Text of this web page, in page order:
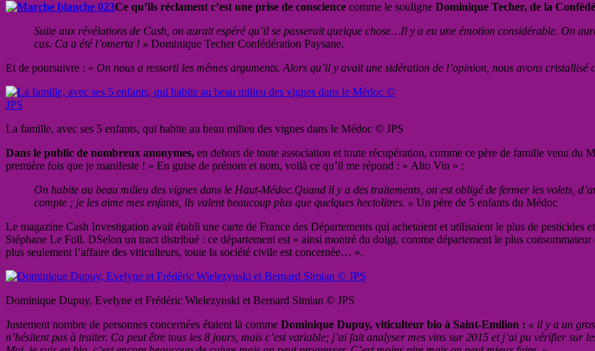
Ce qu’ils réclament c’est une prise de conscience comme le souligne Dominique Techer, de la
Suite aux révélations de Cash, on aurait espéré qu’il se passerait quelque chose…Il y a eu une émotion considérable. On
cas. Ca a été l’omerta ! » Dominique Techer Confédération Paysane.
Et de poursuivre : « On nous a ressorti les mêmes arguments. Alors qu’il y avait une sidération de l’opinion, nous avons cristallisé
La famille, avec ses 5 enfants, qui habite au beau milieu des vignes dans le Médoc © JPS
Dans le public de nombreux anonymes, en dehors de toute association et toute récupération, comme ce père de famille venu du
première fois que je manifeste ! » En guise de prénom et nom, voilà ce qu’il me répond : « Alto Vin » :
On habite au beau milieu des vignes dans le Haut-Médoc.Quand il y a des traitements, on est obligé de fermer les volets,
compte ; je les aime mes enfants, ils valent beaucoup plus que quelques hectolitres. » Un père de 5 enfants du Médoc
Le magazine Cash Investigation avait établi une carte de France des Départements qui achetaient et utilisaient le plus de
Stéphane Le Foll. DSelon un tract distribué : ce département est « ainsi montré du doigt, comme département le plus
plus seulement l’affaire des viticulteurs, toute la société civile est concernée… ».
Dominique Dupuy, Evelyne et Frédéric Wielezynski et Bernard Simian © JPS
Justement nombre de personnes concernées étaient là comme Dominique Dupuy, viticulteur bio à Saint-Emilion : « il y a un
n’hésitent pas à traiter. Ca peut être tous les 8 jours, mais c’est variable; j’ai fait analyser mes vins sur 2015 et j’ai pu vérifier sur